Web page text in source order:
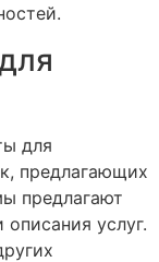
для
предлагающих
предлагают
услуг.